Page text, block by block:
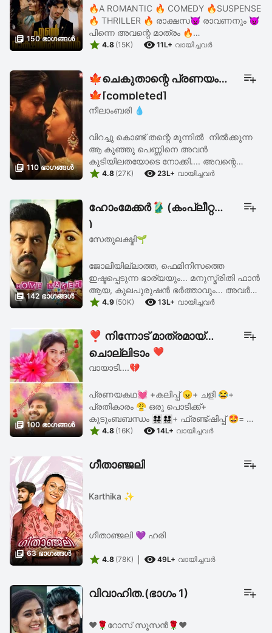
 150 ഭാഗങ്ങള്‍
🔥A ROMANTIC 🔥 COMEDY 🔥SUSPENSE
🔥 THRILLER 🔥 രാക്ഷസ👿 രാവണനും 😈
പിന്നെ അവന്റെ മാത്രം 🔥
രക്ഷസിയുടെയും 🔥കഥ.....
 4.8 (15K)  11L+ വായിച്ചവര്‍
 110 ഭാഗങ്ങള്‍
🍁ചെകുതാന്റെ പ്രണയം
🍁[completed]
നീലാംബരി 💧
വിറച്ചു കൊണ്ട് തന്റെ മുന്നിൽ നിൽക്കുന്ന
ആ കുഞ്ഞു പെണ്ണിനെ അവൻ
കുടിയിലതയോടെ നോക്കി.... അവന്റെ
കണ്ണുകൾ അവളെ അടിമുടി ഉഴിഞ്ഞു
പിന്നിൽ ...
 4.8 (27K)  23L+ വായിച്ചവര്‍
 142 ഭാഗങ്ങള്‍
ഹോംമേക്കർ🥻 (കംപ്ലീറ്റഡ്
)
സേതുലക്ഷ്മി🌱
ജോലിയില്ലാത്ത, ഫെമിനിസത്തെ
ഇഷ്ടപ്പെടുന്ന ഭാര്യയും... മനുസ്മ്രിതി ഫാൻ
ആയ, കുലപുരുഷൻ ഭർത്താവും... അവർ
തമ്മിലുള്ള അടി, ഇടി, സ്നേഹം, പിണക്കം, etc
 4.9 (50K)  13L+ വായിച്ചവര്‍
 100 ഭാഗങ്ങള്‍
❣️ നിന്നോട് മാത്രമായ്
ചൊല്ലിടാം ❣️
വായാടി....💔
പ്രണയകഥ💓 +കലിപ്പ് 😠+ ചളി 😂+
പ്രതികാരം 😤 ഒരു പൊടിക്ക്+
കുടുംബബന്ധം 👩‍👩‍👧‍👧👩‍👩‍👧‍👧+ ഫ്രണ്ട്ഷിപ്പ് 🤩= ❣️
നിന്നോട് മാത്രമായ് ചൊല്ലിടാം ❣️
 4.8 (16K)  14L+ വായിച്ചവര്‍
 63 ഭാഗങ്ങള്‍
ഗീതാഞ്ജലി
Karthika ✨
ഗീതാഞ്ജലി 💜 ഹരി
 4.8 (78K)  49L+ വായിച്ചവര്‍
വിവാഹിത.(ഭാഗം 1)
♥️🌹റോസ് സൂസൻ🌹♥️